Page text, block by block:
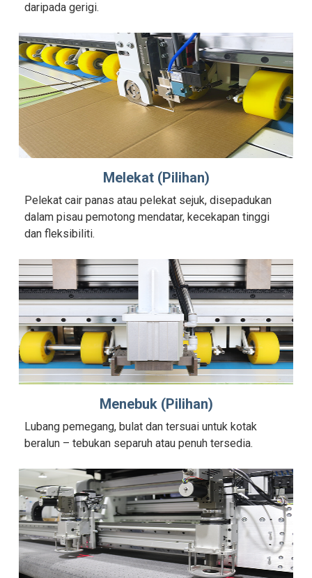
daripada gerigi.
Melekat (Pilihan)
Pelekat cair panas atau pelekat sejuk, disepadukan
dalam pisau pemotong mendatar, kecekapan tinggi
dan fleksibiliti.
Menebuk (Pilihan)
Lubang pemegang, bulat dan tersuai untuk kotak
beralun – tebukan separuh atau penuh tersedia.